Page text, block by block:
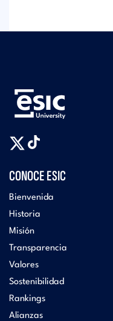
CONOCE ESIC
Bienvenida
Historia
Misión
Transparencia
Valores
Sostenibilidad
Rankings
Alianzas